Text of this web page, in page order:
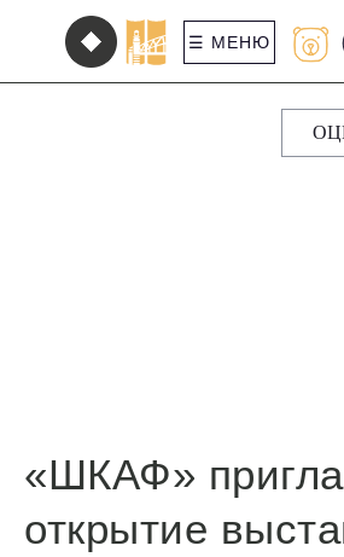
☰ МЕНЮ
«ШКАФ»
открытие